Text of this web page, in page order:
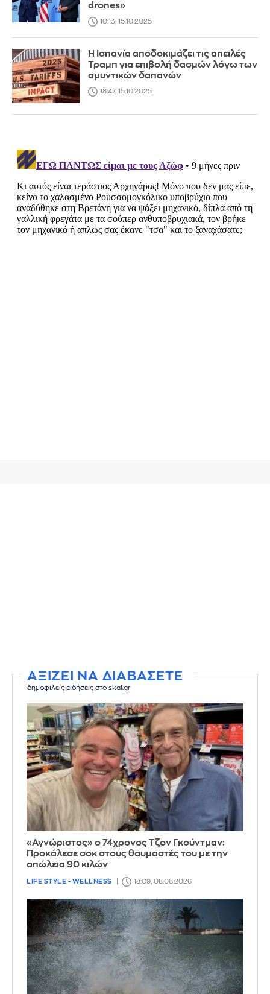
drones»
10:13, 15.10.2025
Η Ισπανία αποδοκιμάζει τις απειλές
Τραμπ για επιβολή δασμών λόγω των
αμυντικών δαπανών
18:47, 15.10.2025
ΑΞΙΖΕΙ ΝΑ ΔΙΑΒΑΣΕΤΕ
δημοφιλείς ειδήσεις στο skai.gr
«Αγνώριστος» ο 74χρονος Τζον Γκούντμαν:
Προκάλεσε σοκ στους θαυμαστές του με την
απώλεια 90 κιλών
LIFE STYLE - WELLNESS 18:09, 08.08.2026